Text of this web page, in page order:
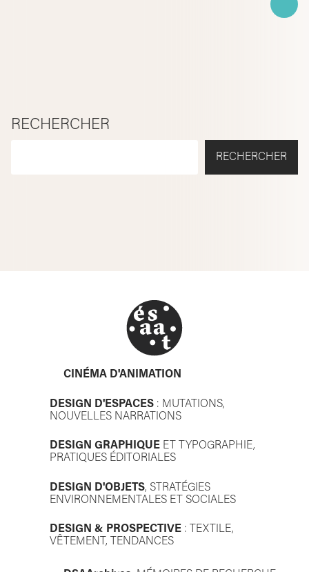
RECHERCHER
RECHERCHER
CINÉMA D'ANIMATION
DESIGN D'ESPACES : MUTATIONS,
NOUVELLES NARRATIONS
DESIGN GRAPHIQUE ET TYPOGRAPHIE,
PRATIQUES ÉDITORIALES
DESIGN D'OBJETS, STRATÉGIES
ENVIRONNEMENTALES ET SOCIALES
DESIGN & PROSPECTIVE : TEXTILE,
VÊTEMENT, TENDANCES